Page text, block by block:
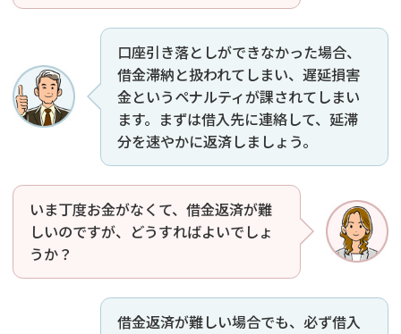
口座引き落としができなかった場合、
借金滞納と扱われてしまい、遅延損害
金というペナルティが課されてしまい
ます。まずは借入先に連絡して、延滞
分を速やかに返済しましょう。
いま丁度お金がなくて、借金返済が難
しいのですが、どうすればよいでしょ
うか？
借金返済が難しい場合でも、必ず借入